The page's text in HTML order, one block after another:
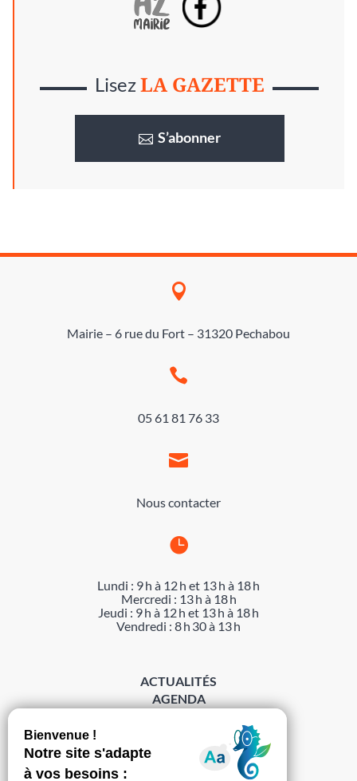
LisezLA GAZETTE
S’abonner

Mairie – 6 rue du Fort – 31320 Pechabou

05 61 81 76 33

Nous contacter

Lundi : 9 h à 12 h et 13 h à 18 h
Mercredi : 13 h à 18 h
Jeudi : 9 h à 12 h et 13 h à 18 h
Vendredi : 8 h 30 à 13 h
ACTUALITÉS
AGENDA
MENTIONS LÉGALES
PROTECTION DES DONNÉES